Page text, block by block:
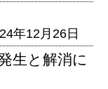
年12月26日
生と解消に